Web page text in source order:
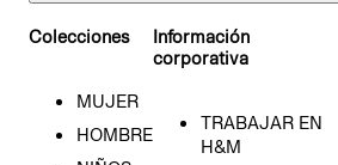
Colecciones
MUJER
HOMBRE
Información
corporativa
TRABAJAR EN
H&M